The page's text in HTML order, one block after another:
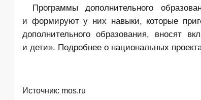
Программы дополнительного
и формируют у них навыки, которые
дополнительного образования, вносят
и дети». Подробнее о национальных
Источник: mos.ru